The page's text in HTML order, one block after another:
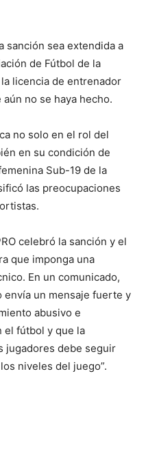
sanción sea extendida a
de Fútbol de la
licencia de entrenador
no se haya hecho.
no solo en el rol del
en su condición de
Sub-19 de la
las preocupaciones
celebró la sanción y el
que imponga una
En un comunicado,
envía un mensaje fuerte y
abusivo e
el fútbol y que la
jugadores debe seguir
niveles del juego”.